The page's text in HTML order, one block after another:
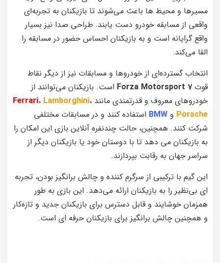
مسیرها و محیط‌ ها باعث می‌شوند تا بازیکنان به تجربه‌ای
واقعی از مسابقه خودرو دست یابند. طراحی صدا نیز بسیار
واقع‌ گرایانه است و به بازیکنان احساس حضور در مسابقه را
القا می‌کند.
انتخاب گسترده‌ای از خودروها و مسابقات نیز از دیگر نقاط
قوتForza Motorsport 7 است. بازیکنان می‌توانند از
خودروهای معروف و قدرتمندی مانند
Ferrari، Lamborghini،
Porsche و BMW استفاده کنند و در مسابقات مختلفی
شرکت کنند. همچنین، حالت چندنفره آنلاین بازی این امکان را
به بازیکنان می‌ دهد تا با دوستان خود یا بازیکنان دیگر از
سراسر جهان به رقابت بپردازند.
این گیم با ترکیبی از سرگرم‌ کننده و چالش‌ برانگیز بودن، تجربه‌
ای بی‌نظیر را به بازیکنان ارائه می‌دهد. این بازی به طور
همزمان خوشایند و قابل دسترس برای بازیکنان جدید و تازه‌کار
و همچنین چالش‌ برانگیز برای بازیکنان حرفه‌ ای است.